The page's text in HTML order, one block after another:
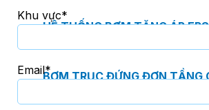
HỆ THỐNG BƠM TĂNG ÁP
BƠM TRỤC ĐỨNG ĐƠN TẦNG
Khu vực*
Email*